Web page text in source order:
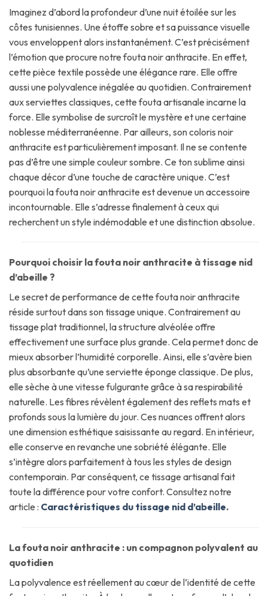
Imaginez d’abord la profondeur d’une nuit étoilée sur les
côtes tunisiennes. Une étoffe sobre et sa puissance visuelle
vous enveloppent alors instantanément. C’est précisément
l’émotion que procure notre fouta noir anthracite. En effet,
cette pièce textile possède une élégance rare. Elle offre
aussi une polyvalence inégalée au quotidien. Contrairement
aux serviettes classiques, cette fouta artisanale incarne la
force. Elle symbolise de surcroît le mystère et une certaine
noblesse méditerranéenne. Par ailleurs, son coloris noir
anthracite est particulièrement imposant. Il ne se contente
pas d’être une simple couleur sombre. Ce ton sublime ainsi
chaque décor d’une touche de caractère unique. C’est
pourquoi la fouta noir anthracite est devenue un accessoire
incontournable. Elle s’adresse finalement à ceux qui
recherchent un style indémodable et une distinction absolue.
Pourquoi choisir la fouta noir anthracite à tissage nid
d’abeille ?
Le secret de performance de cette fouta noir anthracite
réside surtout dans son tissage unique. Contrairement au
tissage plat traditionnel, la structure alvéolée offre
effectivement une surface plus grande. Cela permet donc de
mieux absorber l’humidité corporelle. Ainsi, elle s’avère bien
plus absorbante qu’une serviette éponge classique. De plus,
elle sèche à une vitesse fulgurante grâce à sa respirabilité
naturelle. Les fibres révèlent également des reflets mats et
profonds sous la lumière du jour. Ces nuances offrent alors
une dimension esthétique saisissante au regard. En intérieur,
elle conserve en revanche une sobriété élégante. Elle
s’intègre alors parfaitement à tous les styles de design
contemporain. Par conséquent, ce tissage artisanal fait
toute la différence pour votre confort. Consultez notre
article : Caractéristiques du tissage nid d’abeille.
La fouta noir anthracite : un compagnon polyvalent au
quotidien
La polyvalence est réellement au cœur de l’identité de cette